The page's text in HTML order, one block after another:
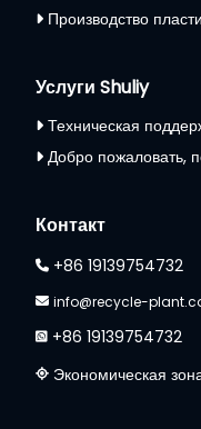
Производство
Услуги Shuliy
Техническая
Добро пожаловать,
Контакт
+86 19139754732
info@recycle-
+86 19139754732
Экономическая